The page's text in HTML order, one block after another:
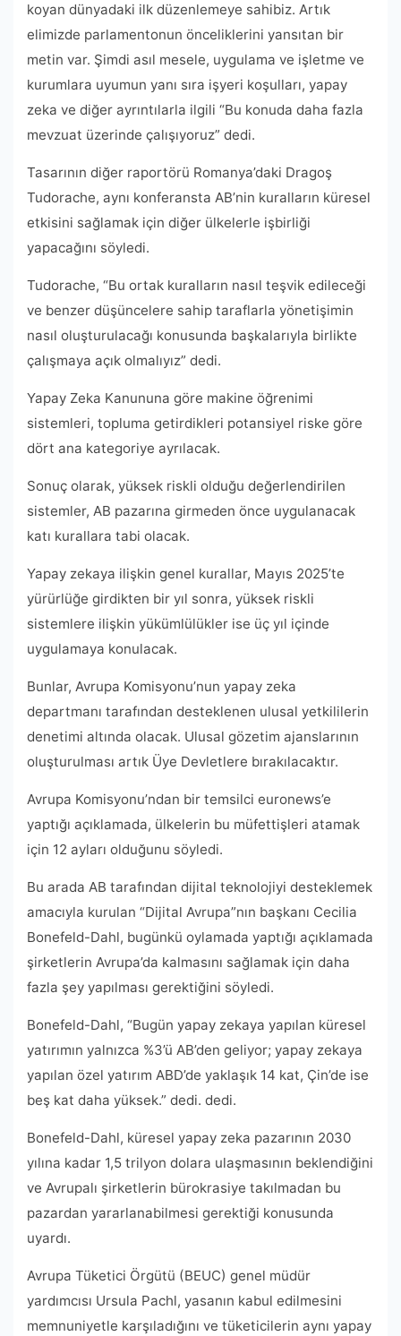
koyan dünyadaki ilk düzenlemeye sahibiz. Artık
elimizde parlamentonun önceliklerini yansıtan bir
metin var. Şimdi asıl mesele, uygulama ve işletme ve
kurumlara uyumun yanı sıra işyeri koşulları, yapay
zeka ve diğer ayrıntılarla ilgili “Bu konuda daha fazla
mevzuat üzerinde çalışıyoruz” dedi.
Tasarının diğer raportörü Romanya’daki Dragoş
Tudorache, aynı konferansta AB’nin kuralların küresel
etkisini sağlamak için diğer ülkelerle işbirliği
yapacağını söyledi.
Tudorache, “Bu ortak kuralların nasıl teşvik edileceği
ve benzer düşüncelere sahip taraflarla yönetişimin
nasıl oluşturulacağı konusunda başkalarıyla birlikte
çalışmaya açık olmalıyız” dedi.
Yapay Zeka Kanununa göre makine öğrenimi
sistemleri, topluma getirdikleri potansiyel riske göre
dört ana kategoriye ayrılacak.
Sonuç olarak, yüksek riskli olduğu değerlendirilen
sistemler, AB pazarına girmeden önce uygulanacak
katı kurallara tabi olacak.
Yapay zekaya ilişkin genel kurallar, Mayıs 2025’te
yürürlüğe girdikten bir yıl sonra, yüksek riskli
sistemlere ilişkin yükümlülükler ise üç yıl içinde
uygulamaya konulacak.
Bunlar, Avrupa Komisyonu’nun yapay zeka
departmanı tarafından desteklenen ulusal yetkililerin
denetimi altında olacak. Ulusal gözetim ajanslarının
oluşturulması artık Üye Devletlere bırakılacaktır.
Avrupa Komisyonu’ndan bir temsilci euronews’e
yaptığı açıklamada, ülkelerin bu müfettişleri atamak
için 12 ayları olduğunu söyledi.
Bu arada AB tarafından dijital teknolojiyi desteklemek
amacıyla kurulan “Dijital Avrupa”nın başkanı Cecilia
Bonefeld-Dahl, bugünkü oylamada yaptığı açıklamada
şirketlerin Avrupa’da kalmasını sağlamak için daha
fazla şey yapılması gerektiğini söyledi.
Bonefeld-Dahl, “Bugün yapay zekaya yapılan küresel
yatırımın yalnızca %3’ü AB’den geliyor; yapay zekaya
yapılan özel yatırım ABD’de yaklaşık 14 kat, Çin’de ise
beş kat daha yüksek.” dedi. dedi.
Bonefeld-Dahl, küresel yapay zeka pazarının 2030
yılına kadar 1,5 trilyon dolara ulaşmasının beklendiğini
ve Avrupalı ​​şirketlerin bürokrasiye takılmadan bu
pazardan yararlanabilmesi gerektiği konusunda
uyardı.
Avrupa Tüketici Örgütü (BEUC) genel müdür
yardımcısı Ursula Pachl, yasanın kabul edilmesini
memnuniyetle karşıladığını ve tüketicilerin aynı yapay